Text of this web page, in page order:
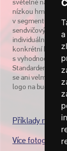
světelné nápisy,
nízkou hmotnost,
v segmentu
sendvičových
individuální
konkrétní budovu
s vyhodnocením
Standardem je
se ani velmi
logo na budově v
Příklady
Více fotografií